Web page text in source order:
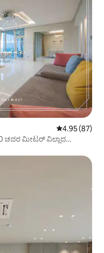
5 ರಲ್ಲಿ 4.95
4.95 (87)
ಚದರ ಮೀಟರ್ ವಿಲ್ಲಾದ